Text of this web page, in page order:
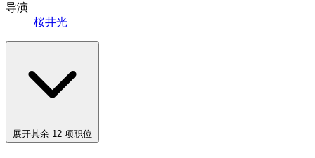
导演
桜井光
展开其余 12 项职位